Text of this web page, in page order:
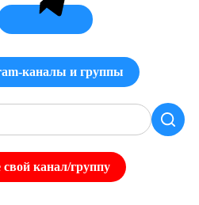
каналы и группы
канал/группу